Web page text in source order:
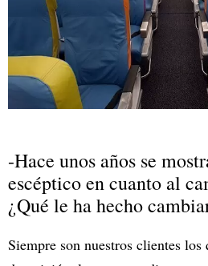
-Hace unos años se
escéptico en cuanto al
¿Qué le ha hecho
Siempre son nuestros clientes los